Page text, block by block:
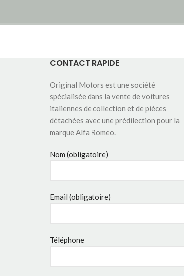
CONTACT RAPIDE
Original Motors est une société
spécialisée dans la vente de voitures
italiennes de collection et de pièces
détachées avec une prédilection pour la
marque Alfa Romeo.
Nom (obligatoire)
Email (obligatoire)
Téléphone